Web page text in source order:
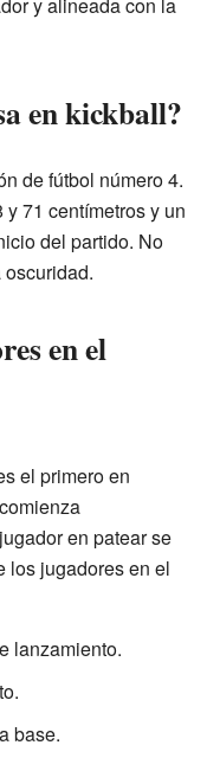
en kickball?
de fútbol número 4.
71 centímetros y un
del partido. No
en el
el primero en
en patear se
los jugadores en el
lanzamiento.
base.